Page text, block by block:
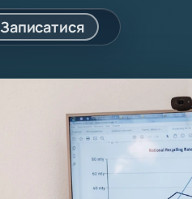
Записатися